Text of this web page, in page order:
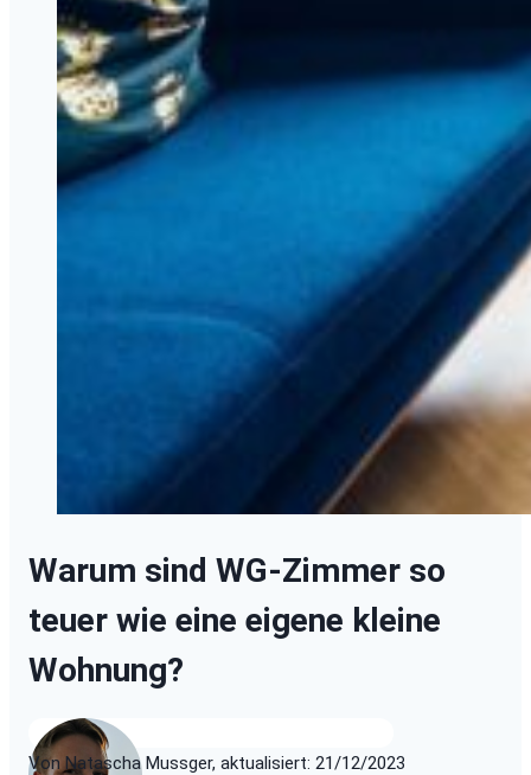
Warum sind WG-Zimmer so
teuer wie eine eigene kleine
Wohnung?
Von Natascha Mussger, aktualisiert: 21/12/2023